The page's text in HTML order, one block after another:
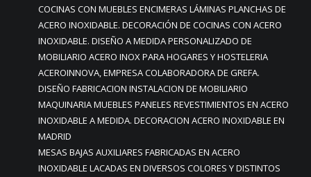
COCINAS CON MUEBLES ENCIMERAS LÁMINAS PLANCHAS DE
ACERO INOXIDABLE. DECORACIÓN DE COCINAS CON ACERO
INOXIDABLE. DISEÑO A MEDIDA PERSONALIZADO DE
MOBILIARIO ACERO INOX PARA HOGARES Y HOSTELERIA
ACEROINNOVA, EMPRESA COLABORADORA DE GREFA.
DISEÑO FABRICACION INSTALACION DE MOBILIARIO
MAQUINARIA MUEBLES PANELES REVESTIMIENTOS EN ACERO
INOXIDABLE A MEDIDA. DECORACION ACERO INOXIDABLE EN
MADRID
MESAS BAJAS AUXILIARES FABRICADAS EN ACERO
INOXIDABLE LACADAS EN DIVERSOS COLORES Y DISTINTOS